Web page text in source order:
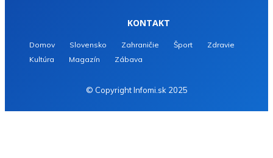
KONTAKT
Domov Slovensko Zahraničie Šport
Zdravie
Kultúra
Magazín Zábava
© Copyright Infomi.sk 2025